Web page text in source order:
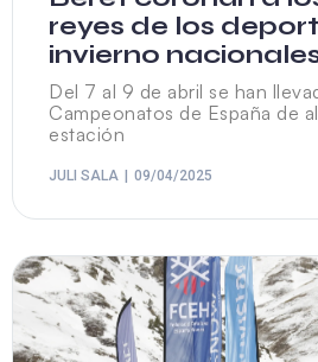
reyes de los
invierno
Del 7 al 9 de abril se han
Campeonatos de España de
estación
JULI SALA 09/04/2025